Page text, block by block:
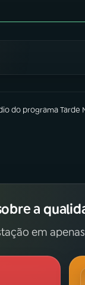
do programaTarde
a
em